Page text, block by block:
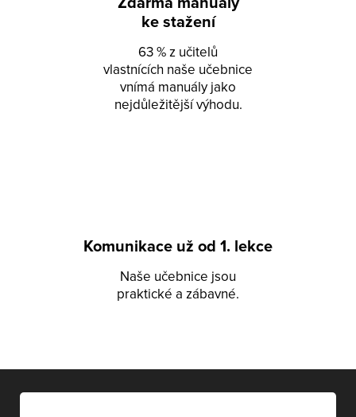
ke stažení
63 % z učitelů
vlastnících naše učebnice
vnímá manuály jako
nejdůležitější výhodu.
Komunikace už od 1. lekce
Naše učebnice jsou
praktické a zábavné.